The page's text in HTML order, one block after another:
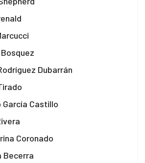
Dubarrán
García Castillo
Coronado
Becerra